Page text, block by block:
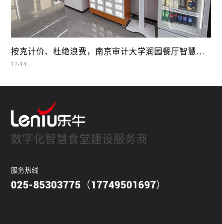
按克计价、杜绝浪费，南京审计大学润园餐厅智慧自助餐
12-14
数字化智慧食堂建设服务商
服务热线
025-85303775（17749501697）